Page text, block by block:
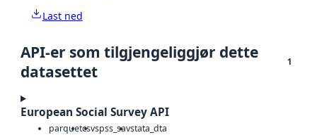
Last ned
API-er som tilgjengeliggjør dette
datasettet
1
European Social Survey API
parquetcsvspss_savstata_dta